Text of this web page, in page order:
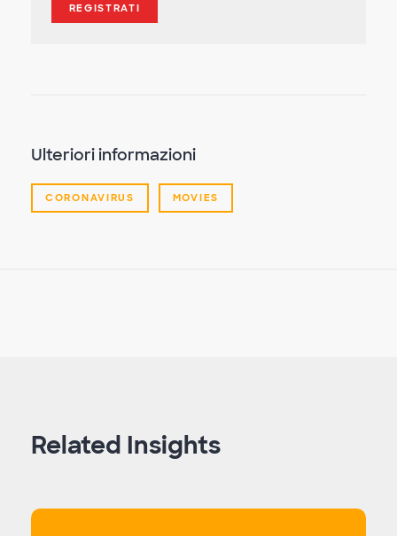
REGISTRATI
Ulteriori informazioni
CORONAVIRUS MOVIES
Related Insights